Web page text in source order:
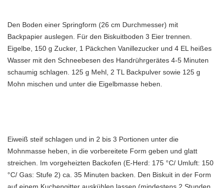
Den Boden einer Springform (26 cm Durchmesser) mit
Backpapier auslegen. Für den Biskuitboden 3 Eier trennen.
Eigelbe, 150 g Zucker, 1 Päckchen Vanillezucker und 4 EL heißes
Wasser mit den Schneebesen des Handrührgerätes 4-5 Minuten
schaumig schlagen. 125 g Mehl, 2 TL Backpulver sowie 125 g
Mohn mischen und unter die Eigelbmasse heben.
Eiweiß steif schlagen und in 2 bis 3 Portionen unter die
Mohnmasse heben, in die vorbereitete Form geben und glatt
streichen. Im vorgeheizten Backofen (E-Herd: 175 °C/ Umluft: 150
°C/ Gas: Stufe 2) ca. 35 Minuten backen. Den Biskuit in der Form